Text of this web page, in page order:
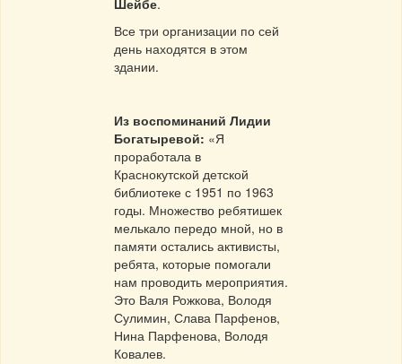
Шейбе.
Все три организации по сей
день находятся в этом
здании.
Из воспоминаний Лидии
Богатыревой: «Я
проработала в
Краснокутской детской
библиотеке с 1951 по 1963
годы. Множество ребятишек
мелькало передо мной, но в
памяти остались активисты,
ребята, которые помогали
нам проводить мероприятия.
Это Валя Рожкова, Володя
Сулимин, Слава Парфенов,
Нина Парфенова, Володя
Ковалев.